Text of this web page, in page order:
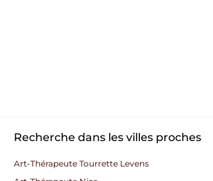
Recherche dans les villes proches
Art-Thérapeute Tourrette Levens